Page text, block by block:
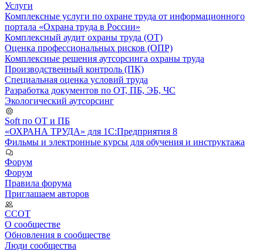
Услуги
Комплексные услуги по охране труда от информационного
портала «Охрана труда в России»
Комплексный аудит охраны труда (ОТ)
Оценка профессиональных рисков (ОПР)
Комплексные решения аутсорсинга охраны труда
Производственный контроль (ПК)
Специальная оценка условий труда
Разработка документов по ОТ, ПБ, ЭБ, ЧС
Экологический аутсорсинг
Soft по ОТ и ПБ
«ОХРАНА ТРУДА» для 1С:Предприятия 8
Фильмы и электронные курсы для обучения и инструктажа
Форум
Форум
Правила форума
Приглашаем авторов
ССОТ
О сообществе
Обновления в сообществе
Люди сообщества